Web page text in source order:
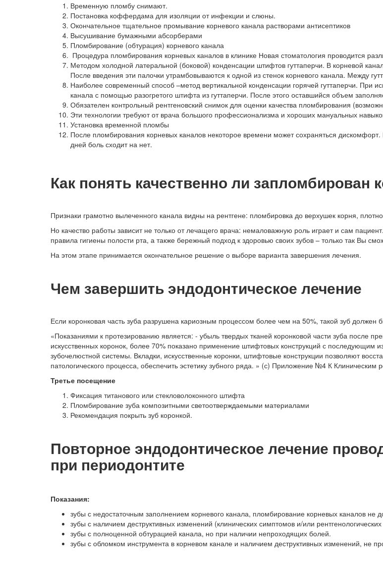
Временную пломбу снимают.
Постановка коффердама для изоляции от инфекции и слюны.
Окончательное тщательное промывание корневого канала растворами антисептиков
Высушивание бумажными абсорберами
Пломбирование (обтурация) корневого канала
Процедура пломбирования корневых каналов в клинике Новая стоматология проводится
Методом холодной латеральной (боковой) конденсации штифтов гуттаперчи. В корневой
После введения эти палочки утрамбовываются к одной из стенок корневого канала. Между
Наиболее современный способ –метод вертикальной конденсации горячей гуттаперчи. При
канала с помощью разогретого штифта из гуттаперчи. После этого оставшийся объем
Обязателен контрольный рентгеновский снимок для оценки качества пломбирования
Эти технологии требуют от врача большого профессионализма и хороших мануальных
Установка временной пломбы
После пломбирования корневых каналов некоторое времени может сохраняться
дней боль сходит на нет.
Как понять качественно ли запломбирован
Признаки грамотно вылеченного канала видны на рентгене: пломбировка до верхушек корня,
Но качество работы зависит не только от лечащего врача: немаловажную роль играет и сам
правила гигиены полости рта, а также бережный подход к здоровью своих зубов – только так Вы
На этом этапе принимается окончательное решение о выборе варианта завершения лечения.
Чем завершить эндодонтическое лечение
Если коронковая часть зуба разрушена кариозным процессом более чем на 50%, такой зуб
«Показаниями к протезированию является: - убыль твердых тканей коронковой части зуба после
искусственных коронок, более 70% показано применение штифтовых конструкций с последующим
зубочелюстной системы. Вкладки, искусственные коронки, штифтовые конструкции позволяют
патологического процесса, обеспечить эстетику зубного ряда. » (с) Приложение №4 К
Третье посещение
Фиксация титанового или стекловолоконного штифта
Пломбирование зуба композитными светоотверждаемыми материалами
Рекомендация покрыть зуб коронкой.
Повторное эндодонтическое лечение
при периодонтите
Показания:
зубы с недостаточным заполнением корневого канала, пломбирование корневых каналов не
зубы с наличием деструктивных изменений (клинических симптомов и/или
зубы с полноценной обтурацией канала, но при наличии непроходящих болей.
зубы с обломком инструмента в корневом канале и наличием деструктивных изменений, не